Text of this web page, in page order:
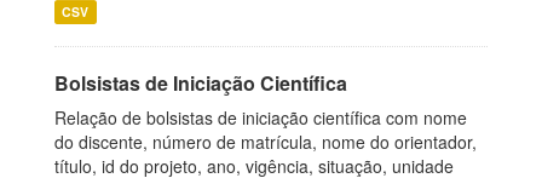
CSV
Bolsistas de Iniciação Científica
Relação de bolsistas de iniciação científica com nome
do discente, número de matrícula, nome do orientador,
título, id do projeto, ano, vigência, situação, unidade